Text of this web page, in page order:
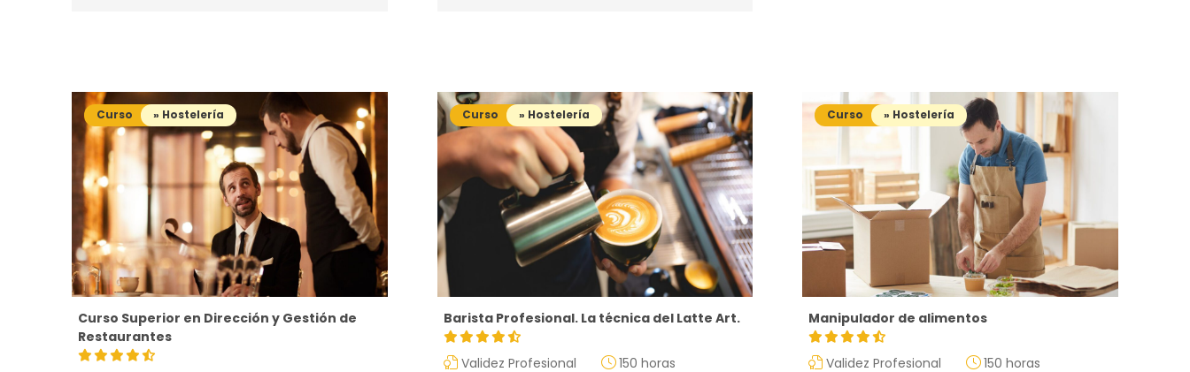
Curso » Hostelería
Curso Superior en Dirección y Gestión de
Restaurantes
Curso » Hostelería
Barista Profesional. La técnica del Latte Art.
Validez Profesional
150 horas
Curso » Hostelería
Manipulador de alimentos
Validez Profesional
150 horas